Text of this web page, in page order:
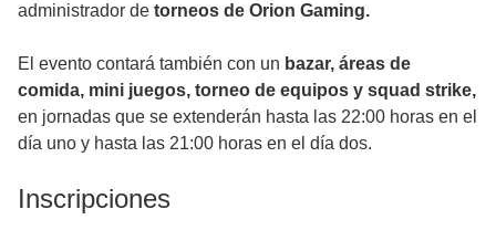
administrador de torneos de Orion Gaming.
El evento contará también con un bazar, áreas de
comida, mini juegos, torneo de equipos y squad strike,
en jornadas que se extenderán hasta las 22:00 horas en el
día uno y hasta las 21:00 horas en el día dos.
Inscripciones